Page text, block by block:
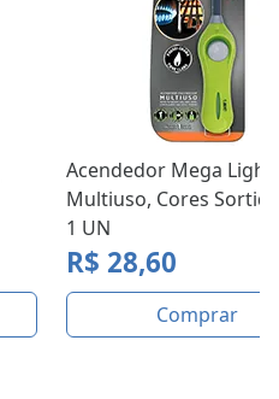
Acendedor Mega
Multiuso, Cores
1 UN
R$ 28,60
Comprar